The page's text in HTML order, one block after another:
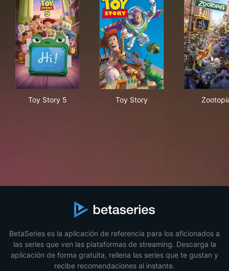
Toy Story 5 Toy Story
BetaSeries es la aplicación de referencia para los aficionados a
las series que ven las plataformas de streaming. Descarga la
aplicación de forma gratuita, rellena las series que te gustan y
recibe recomendaciones al instante.